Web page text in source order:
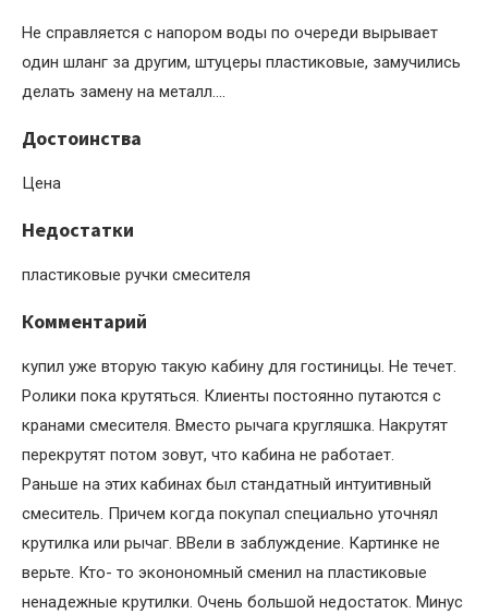
Не справляется с напором воды по очереди вырывает
один шланг за другим, штуцеры пластиковые, замучились
делать замену на металл….
Достоинства
Цена
Недостатки
пластиковые ручки смесителя
Комментарий
купил уже вторую такую кабину для гостиницы. Не течет.
Ролики пока крутяться. Клиенты постоянно путаются с
кранами смесителя. Вместо рычага кругляшка. Накрутят
перекрутят потом зовут, что кабина не работает.
Раньше на этих кабинах был стандатный интуитивный
смеситель. Причем когда покупал специально уточнял
крутилка или рычаг. ВВели в заблуждение. Картинке не
верьте. Кто- то эконономный сменил на пластиковые
ненадежные крутилки. Очень большой недостаток. Минус